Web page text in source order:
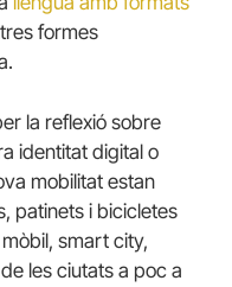
formes
la reflexió sobre
identitat digital o
mobilitat estan
patinets i bicicletes
smart city,
les ciutats a poc a